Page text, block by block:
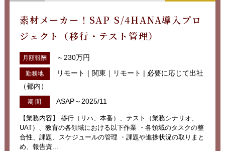
素材メーカー！SAP S/4HANA導入プロ
ジェクト（移行・テスト管理）
月額報酬 ～230万円
勤務地
リモート｜関東｜リモート | 必要に応じて出社
（都内）
期 間 ASAP～2025/11
【業務内容】 移行（リハ、本番）、テスト（業務シナリオ、
UAT）、教育の各領域における以下作業 ・各領域のタスクの整
合性、課題、スケジュールの管理 ・課題や進捗状況の取りまと
め、報告資...